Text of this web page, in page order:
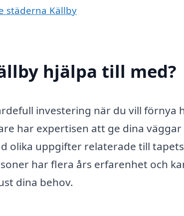
städerna Källby
hjälpa till med?
investering när du vill förnya
har expertisen att ge dina
olika uppgifter relaterade till
har flera års erfarenhet och
dina behov.